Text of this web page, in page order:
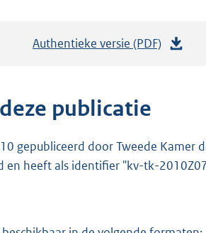
Authentieke versie (PDF)
n
d
publicatie
gepubliceerd door Tweede Kamer
en heeft als identifier "kv-tk-